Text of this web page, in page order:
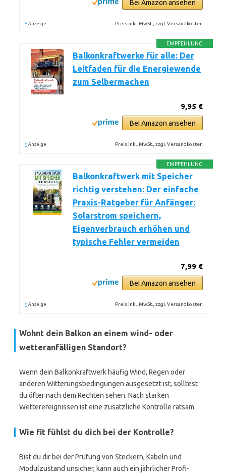
Bei Amazon ansehen
* Anzeige Preis inkl. MwSt., zzgl. Versandkosten
EMPFEHLUNG
Balkonkraftwerke für alle: Der
Leitfaden für die Energiewende
zum Selbermachen
9,95 €
Bei Amazon ansehen
* Anzeige Preis inkl. MwSt., zzgl. Versandkosten
EMPFEHLUNG
Balkonkraftwerk mit Speicher
richtig verstehen: Der einfache
Praxis-Ratgeber für Anfänger:
Solarstrom speichern,
Eigenverbrauch erhöhen und
typische Fehler vermeiden
7,99 €
Bei Amazon ansehen
* Anzeige Preis inkl. MwSt., zzgl. Versandkosten
Wohnt dein Balkon an einem wind- oder
wetteranfälligen Standort?
Wenn dein Balkonkraftwerk häufig Wind, Regen oder
anderen Witterungsbedingungen ausgesetzt ist, solltest
du öfter nach dem Rechten sehen. Nach starken
Wetterereignissen ist eine zusätzliche Kontrolle ratsam.
Wie fit fühlst du dich bei der Kontrolle?
Bist du dir bei der Prüfung von Steckern, Kabeln und
Modulzustand unsicher, kann auch ein jährlicher Profi-